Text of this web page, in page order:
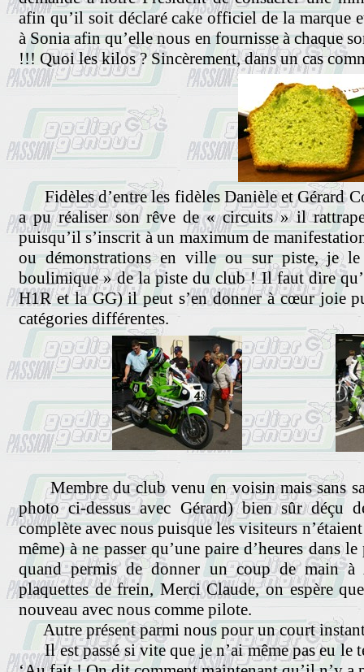
afin qu’il soit déclaré cake officiel de la marque
à Sonia afin qu’elle nous en fournisse à
!!! Quoi les kilos ? Sincèrement, dans un cas
Fidèles d’entre les fidèles Danièle et Gérard
a pu réaliser son rêve de « circuits » il
puisqu’il s’inscrit à un maximum de
ou démonstrations en ville ou sur piste, je
boulimique » de la piste du club ! Il faut dire
H1R et la GG) il peut s’en donner à cœur joie
catégories différentes.
Membre du club venu en voisin mais sans sa
photo ci-dessus avec Gérard) bien sûr déçu
complète avec nous puisque les visiteurs
même) à ne passer qu’une paire d’heures dans
quand permis de donner un coup de main
plaquettes de frein, Merci Claude, on espère
nouveau avec nous comme pilote.
Autre présent parmi nous pour un court
Il est passé si vite que je n’ai même pas eu le